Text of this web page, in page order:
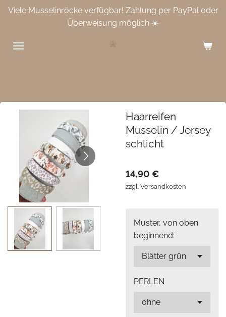
Zum
Viele Musselinröcke verfügbar! Zahlung per PayPal oder
Überweisung möglich ☀️
Haarreifen
Musselin / Jersey
schlicht
14,90 €
zzgl. Versandkosten
Muster, von oben
beginnend:
PERLEN